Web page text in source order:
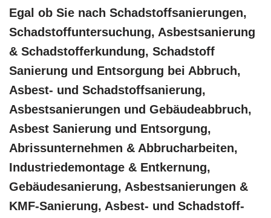
Egal ob Sie nach Schadstoffsanierungen,
Schadstoffuntersuchung, Asbestsanierung
& Schadstofferkundung, Schadstoff
Sanierung und Entsorgung bei Abbruch,
Asbest- und Schadstoffsanierung,
Asbestsanierungen und Gebäudeabbruch,
Asbest Sanierung und Entsorgung,
Abrissunternehmen & Abbrucharbeiten,
Industriedemontage & Entkernung,
Gebäudesanierung, Asbestsanierungen &
KMF-Sanierung, Asbest- und Schadstoff-